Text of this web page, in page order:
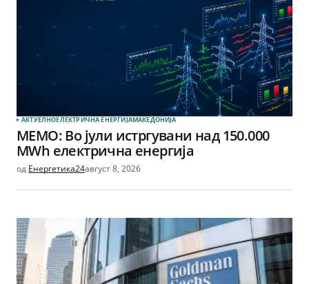
АКТУЕЛНОЕЛЕКТРИЧНА ЕНЕРГИЈАМАКЕДОНИЈА
МЕМО: Во јули истргувани над 150.000
MWh електрична енергија
од Енергетика24август 8, 2026